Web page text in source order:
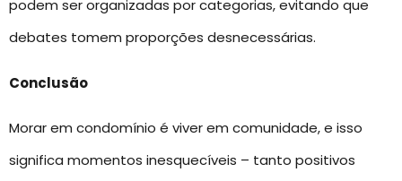
podem ser organizadas por categorias, evitando que
debates tomem proporções desnecessárias.
Conclusão
Morar em condomínio é viver em comunidade, e isso
significa momentos inesquecíveis – tanto positivos